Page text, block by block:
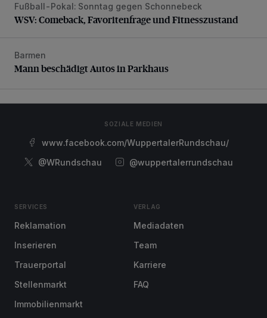
WSV: Comeback, Favoritenfrage und Fitnesszustand
Fußball-Pokal: Sonntag gegen Schonnebeck
WSV: Comeback, Favoritenfrage und Fitnesszustand
Mann beschädigt Autos in Parkhaus
Barmen
Mann beschädigt Autos in Parkhaus
SOZIALE MEDIEN
www.facebook.com/WuppertalerRundschau/
@WRundschau
@wuppertalerrundschau
SERVICES
Reklamation
Inserieren
Trauerportal
Stellenmarkt
Immobilienmarkt
VERLAG
Mediadaten
Team
Karriere
FAQ